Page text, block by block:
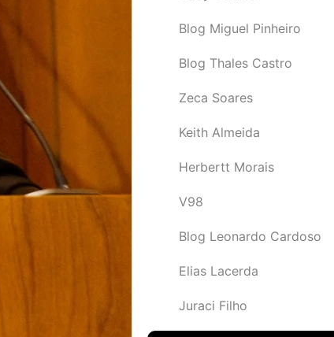
Blog Miguel Pinheiro
Blog Thales Castro
Zeca Soares
Keith Almeida
Herbertt Morais
V98
Blog Leonardo Cardoso
Elias Lacerda
Juraci Filho